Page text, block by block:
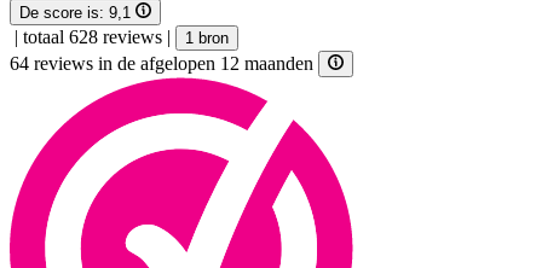
De score is: 9,1
| totaal 628 reviews | 1 bron
64 reviews in de afgelopen 12 maanden